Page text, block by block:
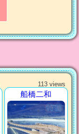
113 views
船橋二和